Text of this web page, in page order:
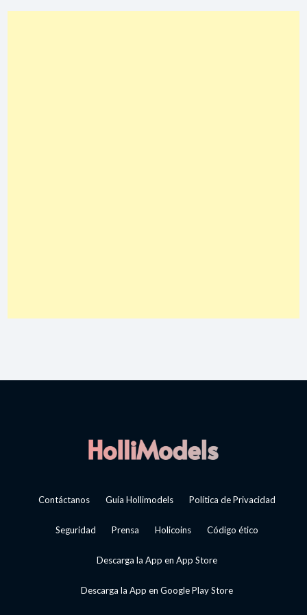
Contáctanos Guía Hollimodels Política de Privacidad
Seguridad Prensa Holicoins Código ético
Descarga la App en App Store
Descarga la App en Google Play Store